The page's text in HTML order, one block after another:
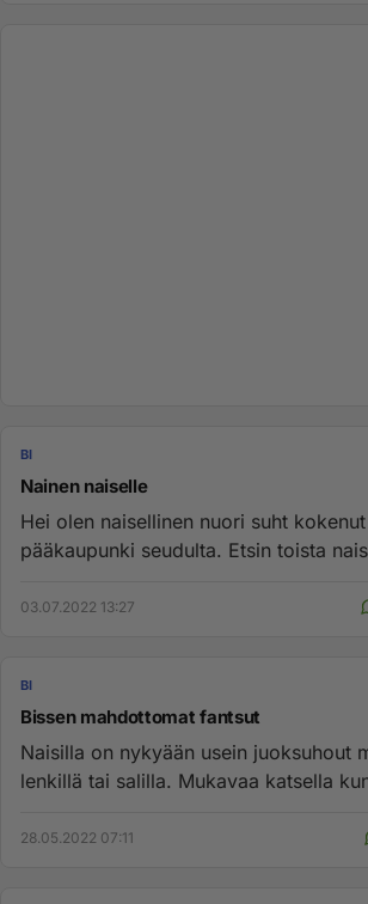
BI
Nainen naiselle
Hei olen naisellinen nuori suht
pääkaupunki seudulta. Etsin toista
03.07.2022 13:27
BI
Bissen mahdottomat fantsut
Naisilla on nykyään usein juoksuhout
lenkillä tai salilla. Mukavaa katsella
28.05.2022 07:11